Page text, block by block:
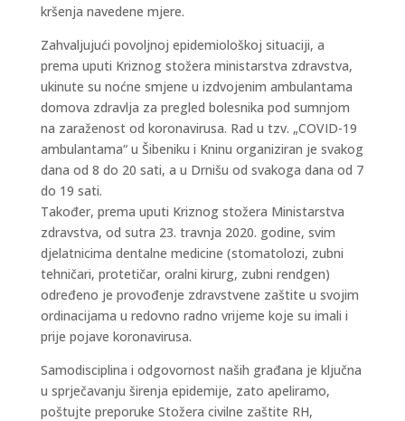
kršenja navedene mjere.
Zahvaljujući povoljnoj epidemiološkoj situaciji, a
prema uputi Kriznog stožera ministarstva zdravstva,
ukinute su noćne smjene u izdvojenim ambulantama
domova zdravlja za pregled bolesnika pod sumnjom
na zaraženost od koronavirusa. Rad u tzv. „COVID-19
ambulantama“ u Šibeniku i Kninu organiziran je svakog
dana od 8 do 20 sati, a u Drnišu od svakoga dana od 7
do 19 sati.
Također, prema uputi Kriznog stožera Ministarstva
zdravstva, od sutra 23. travnja 2020. godine, svim
djelatnicima dentalne medicine (stomatolozi, zubni
tehničari, protetičar, oralni kirurg, zubni rendgen)
određeno je provođenje zdravstvene zaštite u svojim
ordinacijama u redovno radno vrijeme koje su imali i
prije pojave koronavirusa.
Samodisciplina i odgovornost naših građana je ključna
u sprječavanju širenja epidemije, zato apeliramo,
poštujte preporuke Stožera civilne zaštite RH,